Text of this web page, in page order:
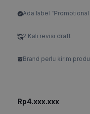
Ada label
2 Kali revisi draft
Brand perlu kirim
Rp4.xxx.xxx